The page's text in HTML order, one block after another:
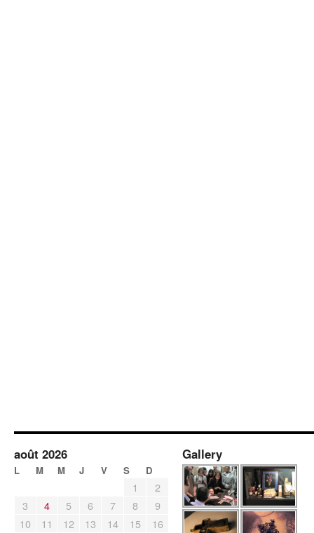
août 2026
L M M J V S D
1
2
3
4 5 6 7 8
9
10
11 12 13 14 15
16
Gallery